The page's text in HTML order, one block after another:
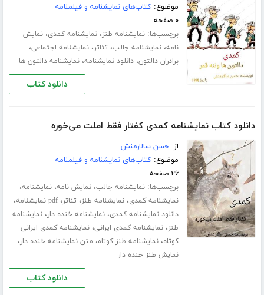
موضوع:کتاب‌های نمایشنامه و فیلمنامه
۰ صفحه
برچسب‌ها:نمایشنامه طنز،نمایشنامه کمدی،نمایش
نامه،نمایشنامه جالب، تئاتر،نمایشنامه اجتماعی،
برادران دالتون،دانلود نمایشنامه،نمایشنامه دالتون ها
دانلود کتاب
دانلود کتاب نمایشنامه کمدی کفتار فقط املت می‌خوره
از:حسن سالارمنش
موضوع:کتاب‌های نمایشنامه و فیلمنامه
۲۶ صفحه
برچسب‌ها:نمایشنامه جالب،نمایش نامه،نمایشنامه،
نمایشنامه کمدی،نمایشنامه طنز، تئاتر،pdf نمایشنامه ،
دانلود نمایشنامه کمدی،نمایشنامه خنده دار،نمایشنامه
طنز،نمایشنامه کمدی ایرانی،نمایشنامه کمدی ایرانی
کوتاه،نمایشنامه طنز کوتاه، متن نمایشنامه خنده دار،
نمایش طنز خنده دار
دانلود کتاب